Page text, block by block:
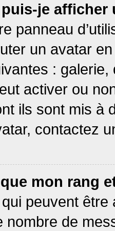
je afficher
panneau
un avatar
:
activer ou
ils sont mis à
contactez
que mon rang
peuvent être
nombre de